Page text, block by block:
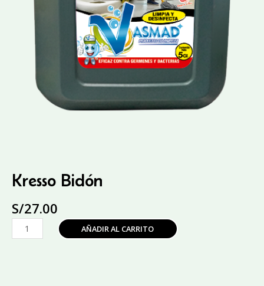
Kresso Bidón
S/27.00
Kresso
Bidón
AÑADIR AL CARRITO